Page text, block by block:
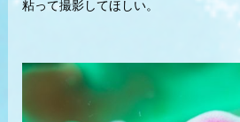
粘って撮影してほしい。